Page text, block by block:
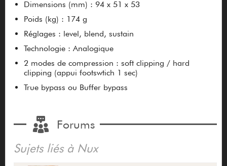
Dimensions (mm) : 94 x 51 x 53
Poids (kg) : 174 g
Réglages : level, blend, sustain
Technologie : Analogique
2 modes de compression : soft clipping / hard
clipping (appui footswtich 1 sec)
True bypass ou Buffer bypass
Forums
Sujets liés à Nux